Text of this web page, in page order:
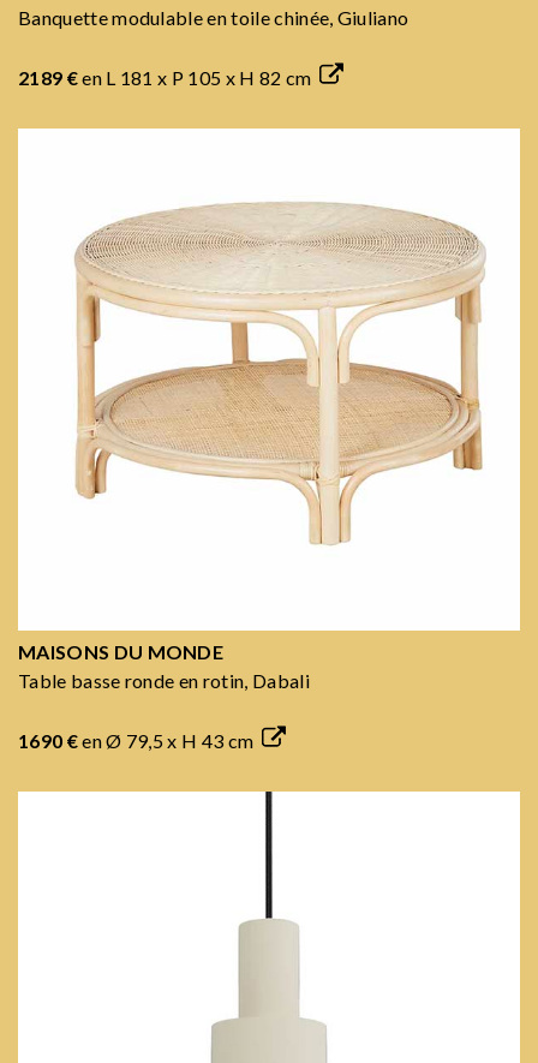
Banquette modulable en toile chinée, Giuliano
2189 €en L 181 x P 105 x H 82 cm
MAISONS DU MONDE
Table basse ronde en rotin, Dabali
1690 €en Ø 79,5 x H 43 cm